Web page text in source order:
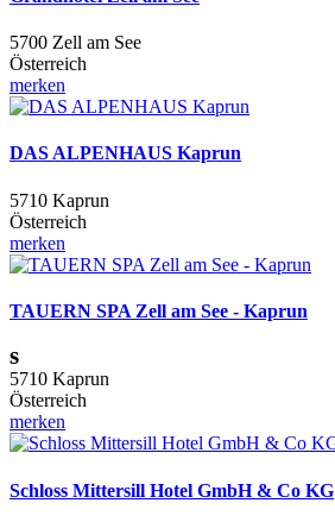
5700 Zell am See
Österreich
merken
DAS ALPENHAUS Kaprun
5710 Kaprun
Österreich
merken
TAUERN SPA Zell am See - Kaprun
s
5710 Kaprun
Österreich
merken
Schloss Mittersill Hotel GmbH & Co KG